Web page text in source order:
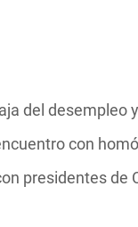
del desempleo
con
presidentes de